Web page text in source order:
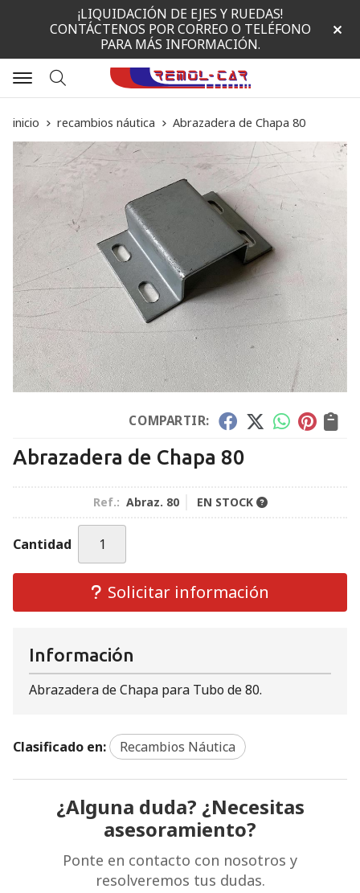
¡LIQUIDACIÓN DE EJES Y RUEDAS!
CONTÁCTENOS POR CORREO O TELÉFONO
PARA MÁS INFORMACIÓN.
Buscar
inicio recambios náutica Abrazadera de Chapa 80
COMPARTIR:
Abrazadera de Chapa 80
Ref.: Abraz. 80 EN STOCK
Cantidad
Solicitar información
Información
Abrazadera de Chapa para Tubo de 80.
Clasificado en: Recambios Náutica
¿Alguna duda? ¿Necesitas
asesoramiento?
Ponte en contacto con nosotros y
resolveremos tus dudas.